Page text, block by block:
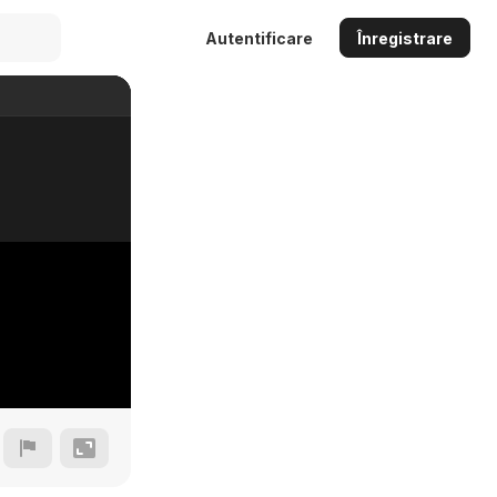
Autentificare Înregistrare